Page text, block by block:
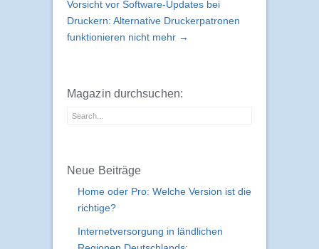
Vorsicht vor Software-Updates bei
Druckern: Alternative Druckerpatronen
funktionieren nicht mehr →
Magazin durchsuchen:
Neue Beiträge
Home oder Pro: Welche Version ist die
richtige?
Internetversorgung in ländlichen